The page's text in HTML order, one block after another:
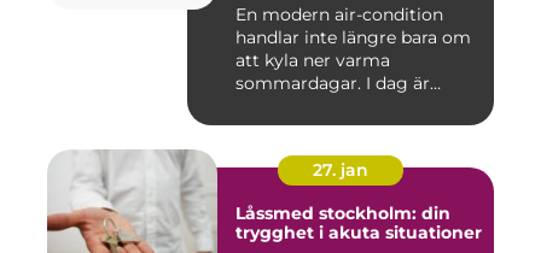
En modern air-condition
handlar inte längre bara om
att kyla ner varma
sommardagar. I dag är
27. jan
Låssmed stockholm: din
trygghet i akuta situationer